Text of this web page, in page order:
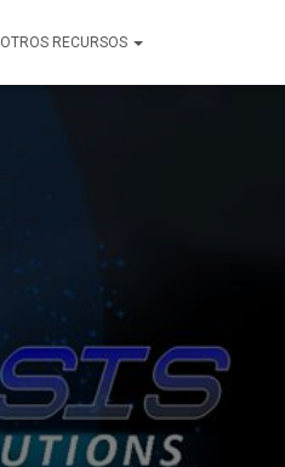
OTROS RECURSOS